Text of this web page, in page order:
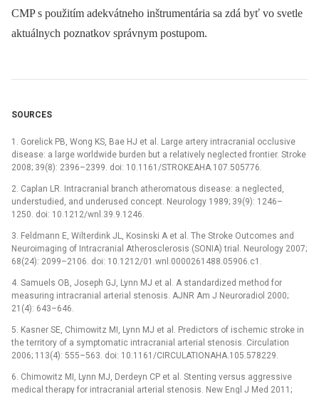
CMP s použitím adekvátneho inštrumentária sa zdá byť vo svetle
aktuálnych poznatkov správnym postupom.
SOURCES
1. Gorelick PB, Wong KS, Bae HJ et al. Large artery intracranial occlusive
disease: a large worldwide burden but a relatively neglected frontier. Stroke
2008; 39(8): 2396–2399. doi: 10.1161/STROKEAHA.107.505776.
2. Caplan LR. Intracranial branch atheromatous disease: a neglected,
understudied, and underused concept. Neurology 1989; 39(9): 1246–
1250. doi: 10.1212/wnl.39.9.1246.
3. Feldmann E, Wilterdink JL, Kosinski A et al. The Stroke Outcomes and
Neuroimaging of Intracranial Atherosclerosis (SONIA) trial. Neurology 2007;
68(24): 2099–2106. doi: 10.1212/01.wnl.0000261488.05906.c1.
4. Samuels OB, Joseph GJ, Lynn MJ et al. A standardized method for
measuring intracranial arterial stenosis. AJNR Am J Neuroradiol 2000;
21(4): 643–646.
5. Kasner SE, Chimowitz MI, Lynn MJ et al. Predictors of ischemic stroke in
the territory of a symptomatic intracranial arterial stenosis. Circulation
2006; 113(4): 555–563. doi: 10.1161/CIRCULATIONAHA.105.578229.
6. Chimowitz MI, Lynn MJ, Derdeyn CP et al. Stenting versus aggressive
medical therapy for intracranial arterial stenosis. New Engl J Med 2011;